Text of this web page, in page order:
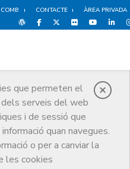
CONTACTE ÀREA PRIVADA
que permeten el
serveis del web
i de sessió que
quan navegues.
o per a canviar la
les cookies
i Verónica Casado, a la Jornada
de les seves conferències